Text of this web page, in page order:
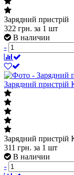
Зарядний
322 грн. за 1 шт
В наличии
-
Зарядний пристрій
Зарядний пристрій
311 грн. за 1 шт
В наличии
-